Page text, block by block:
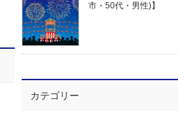
市・50代・男性)】
カテゴリー